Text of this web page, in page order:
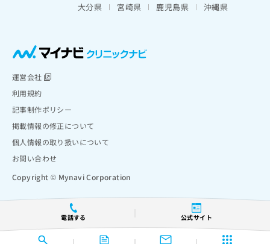
電話する 公式サイト
大分県
宮崎県 鹿児島県 沖縄県
運営会社
利用規約
記事制作ポリシー
掲載情報の修正について
個人情報の取り扱いについて
お問い合わせ
Copyright © Mynavi Corporation